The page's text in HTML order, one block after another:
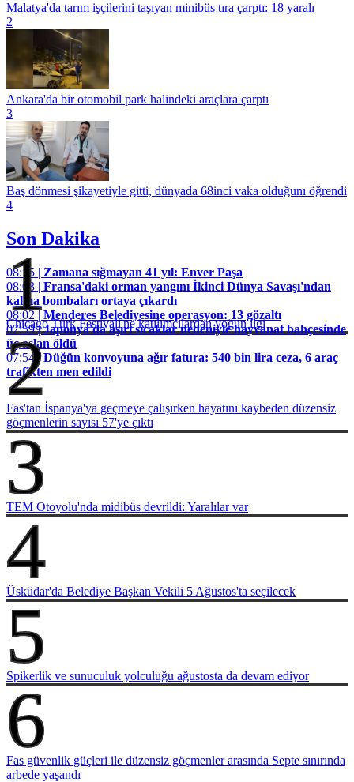
Malatya'da tarım işçilerini taşıyan minibüs tıra çarptı: 18 yaralı
2
Ankara'da bir otomobil park halindeki araçlara çarptı
3
Baş dönmesi şikayetiyle gitti, dünyada 68inci vaka olduğunı öğrendi
4
Son Dakika
08:15 | Zamana sığmayan 41 yıl: Enver Paşa
08:03 | Fransa'daki orman yangını İkinci Dünya Savaşı'ndan
kalma bombaları ortaya çıkardı
08:02 |Menderes Belediyesine operasyon: 13 gözaltı
07:59 |Japonya'da aşırı sıcaklar nedeniyle hayvanat bahçesinde
üç aslan öldü
07:54 |Düğün konvoyuna ağır fatura: 540 bin lira ceza, 6 araç
trafikten men edildi
1
Chicago Türk Festivali'ne katılımcılardan yoğun ilgi
2
Fas'tan İspanya'ya geçmeye çalışırken hayatını kaybeden düzensiz
göçmenlerin sayısı 57'ye çıktı
3
TEM Otoyolu'nda midibüs devrildi: Yaralılar var
4
Üsküdar'da Belediye Başkan Vekili 5 Ağustos'ta seçilecek
5
Spikerlik ve sunuculuk yolculuğu ağustosta da devam ediyor
6
Fas güvenlik güçleri ile düzensiz göçmenler arasında Septe sınırında
arbede yaşandı